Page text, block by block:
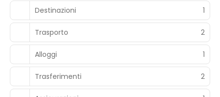
Destinazioni
1
Trasporto 2
Alloggi 1
Trasferimenti 2